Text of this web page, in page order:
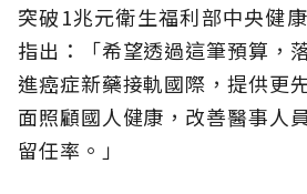
突破1兆元衛生福利部中央健
指出：「希望透過這筆預算，
進癌症新藥接軌國際，提供更
面照顧國人健康，改善醫事人
留任率。」